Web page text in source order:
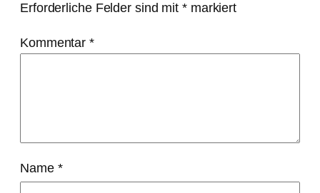
Erforderliche Felder sind mit *markiert
Kommentar*
Name *